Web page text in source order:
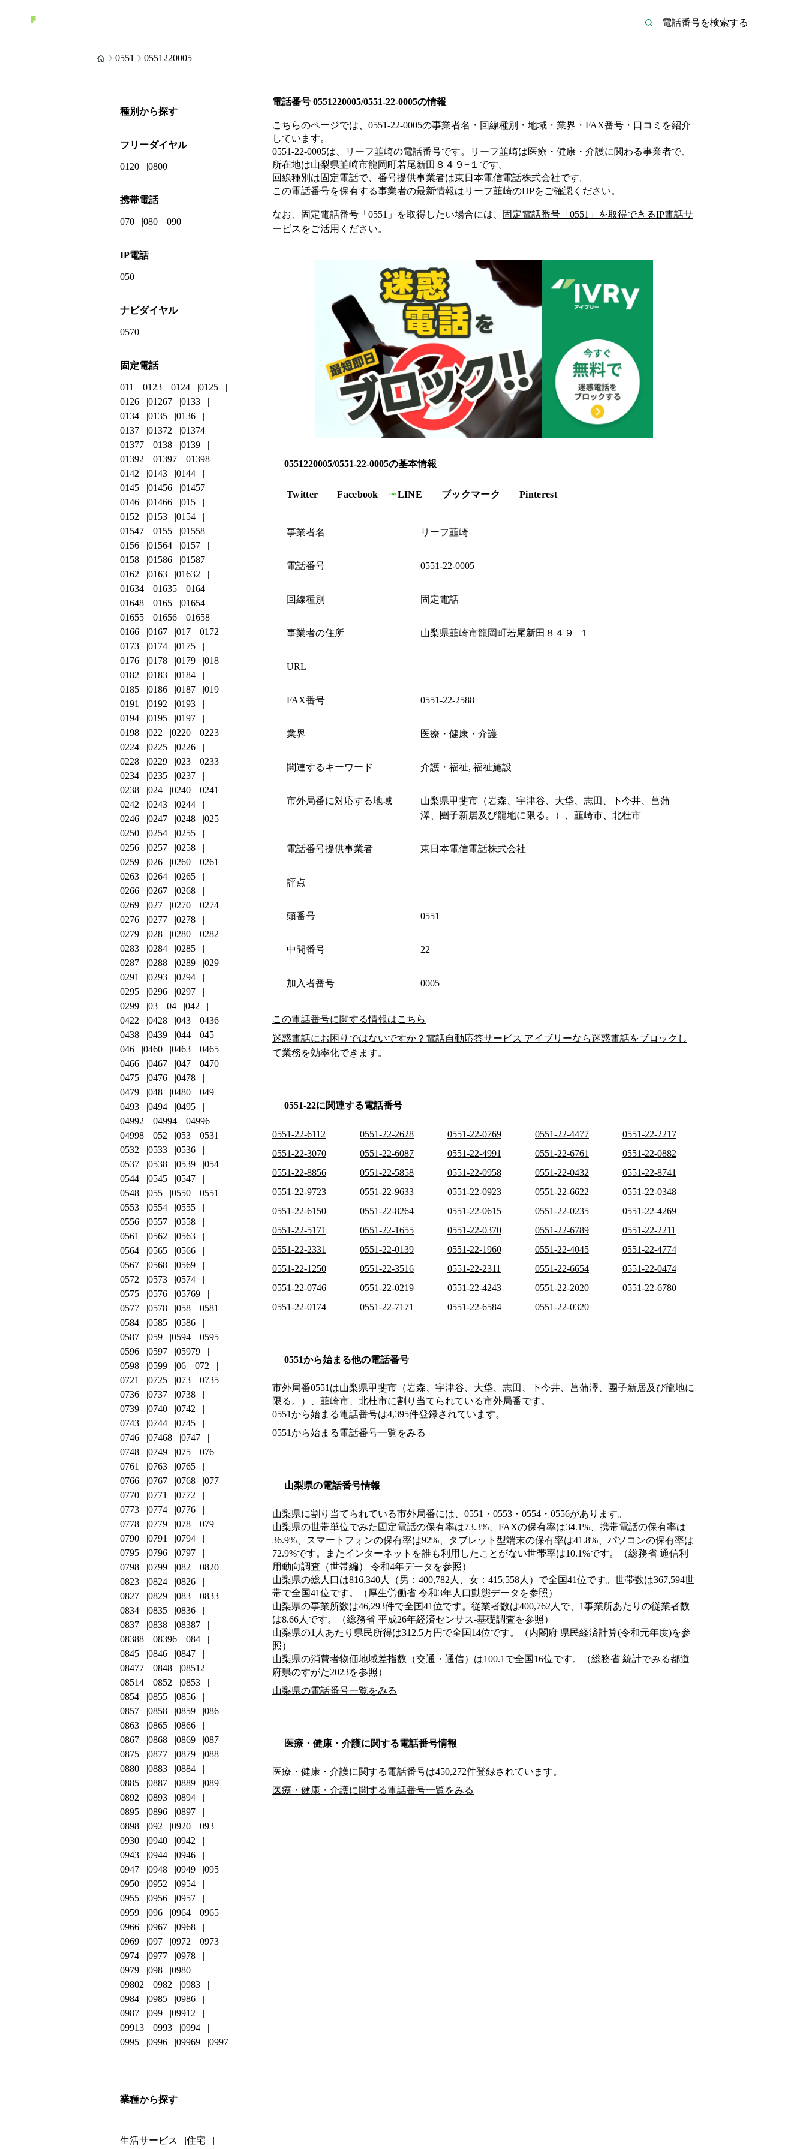
0551 0551220005
電話番号 0551220005/0551-22-0005の情報
こちらのページでは、 0551-22-0005の事業者名・回線種別・地域・業界・FAX番号・口コミを紹介
しています。
0551-22-0005は、 リーフ韮崎の電話番号です。 リーフ韮崎は医療・健康・介護に関わる事業者で、
所在地は山梨県韮崎市龍岡町若尾新田８４９−１ です。
回線種別は固定電話で、番号提供事業者は東日本電信電話株式会社です。
この電話番号を保有する事業者の最新情報は リーフ韮崎のHPをご確認ください。
なお、固定電話番号「 0551 」を取得したい場合には、 固定電話番号「 0551 」を取得できるIP電話サ
ービス をご活用ください。
0551220005/0551-22-0005の基本情報
Twitter Facebook LINE ブックマーク Pinterest
事業者名 リーフ韮崎
電話番号 0551-22-0005
回線種別 固定電話
事業者の住所 山梨県韮崎市龍岡町若尾新田８４９−１
URL
FAX番号 0551-22-2588
業界 医療・健康・介護
関連するキーワード 介護・福祉, 福祉施設
市外局番に対応する地域
山梨県甲斐市（岩森、宇津谷、大垈、志田、下今井、菖蒲
澤、團子新居及び龍地に限る。）、韮崎市、北杜市
電話番号提供事業者 東日本電信電話株式会社
評点
頭番号 0551
中間番号 22
加入者番号 0005
この電話番号に関する情報はこちら
迷惑電話にお困りではないですか？電話自動応答サービス アイブリーなら迷惑電話をブロックし
て業務を効率化できます。
0551-22に関連する電話番号
0551-22-6112 0551-22-2628 0551-22-0769 0551-22-4477
0551-22-2217
0551-22-3070
0551-22-6087 0551-22-4991 0551-22-6761
0551-22-0882
0551-22-8856
0551-22-5858 0551-22-0958 0551-22-0432
0551-22-8741
0551-22-9723
0551-22-9633 0551-22-0923 0551-22-6622
0551-22-0348
0551-22-6150
0551-22-8264 0551-22-0615 0551-22-0235
0551-22-4269
0551-22-5171
0551-22-1655 0551-22-0370 0551-22-6789
0551-22-2211
0551-22-2331
0551-22-0139 0551-22-1960 0551-22-4045
0551-22-4774
0551-22-1250
0551-22-3516 0551-22-2311 0551-22-6654
0551-22-0474
0551-22-0746
0551-22-0219 0551-22-4243 0551-22-2020
0551-22-6780
0551-22-0174
0551-22-7171 0551-22-6584 0551-22-0320
0551から始まる他の電話番号
市外局番0551 は山梨県甲斐市（岩森、宇津谷、大垈、志田、下今井、菖蒲澤、團子新居及び龍地に
限る。）、韮崎市、北杜市に割り当てられている市外局番です。
0551から始まる電話番号は4,395件登録されています。
0551から始まる電話番号一覧をみる
山梨県の電話番号情報
山梨県に割り当てられている市外局番には、0551・0553・0554・0556があります。
山梨県の世帯単位でみた固定電話の保有率は73.3%、FAXの保有率は34.1%、携帯電話の保有率は
36.9%、スマートフォンの保有率は92%、タブレット型端末の保有率は41.8%、パソコンの保有率は
72.9%です。またインターネットを誰も利用したことがない世帯率は10.1%です。（総務省 通信利
用動向調査（世帯編） 令和4年データを参照）
山梨県の総人口は816,340人（男：400,782人、女：415,558人）で全国41位です。世帯数は367,594世
帯で全国41位です。（厚生労働省 令和3年人口動態データを参照）
山梨県の事業所数は46,293件で全国41位です。従業者数は400,762人で、1事業所あたりの従業者数
は8.66人です。（総務省 平成26年経済センサス‐基礎調査を参照）
山梨県の1人あたり県民所得は312.5万円で全国14位です。（内閣府 県民経済計算(令和元年度)を参
照）
山梨県の消費者物価地域差指数（交通・通信）は100.1で全国16位です。（総務省 統計でみる都道
府県のすがた2023を参照）
山梨県の電話番号一覧をみる
医療・健康・介護に関する電話番号情報
医療・健康・介護に関する電話番号は450,272件登録されています。
医療・健康・介護に関する電話番号一覧をみる
種別から探す
フリーダイヤル
0120 0800
携帯電話
070 080 090
IP電話
050
ナビダイヤル
0570
固定電話
011 0123 0124
0125
0126
01267
0133
0134
0135
0136
0137
01372
01374
01377
0138
0139
01392
01397
01398
0142
0143
0144
0145
01456
01457
0146
01466
015
0152
0153
0154
01547
0155
01558
0156
01564
0157
0158
01586
01587
0162
0163
01632
01634
01635
0164
01648
0165
01654
01655
01656
01658
0166
0167 017
0172
0173
0174
0175
0176
0178 0179
018
0182
0183
0184
0185
0186 0187
019
0191
0192
0193
0194
0195
0197
0198
022 0220
0223
0224
0225
0226
0228
0229 023
0233
0234
0235
0237
0238
024 0240
0241
0242
0243
0244
0246
0247 0248
025
0250
0254
0255
0256
0257
0258
0259
026 0260
0261
0263
0264
0265
0266
0267
0268
0269
027 0270
0274
0276
0277
0278
0279
028 0280
0282
0283
0284
0285
0287
0288 0289
029
0291
0293
0294
0295
0296
0297
0299
03 04
042
0422
0428 043
0436
0438
0439 044
045
046
0460 0463
0465
0466
0467 047
0470
0475
0476
0478
0479
048 0480
049
0493
0494
0495
04992
04994
04996
04998
052 053
0531
0532
0533
0536
0537
0538 0539
054
0544
0545
0547
0548
055 0550
0551
0553
0554
0555
0556
0557
0558
0561
0562
0563
0564
0565
0566
0567
0568
0569
0572
0573
0574
0575
0576
05769
0577
0578 058
0581
0584
0585
0586
0587
059 0594
0595
0596
0597
05979
0598
0599 06
072
0721
0725 073
0735
0736
0737
0738
0739
0740
0742
0743
0744
0745
0746
07468
0747
0748
0749 075
076
0761
0763
0765
0766
0767 0768
077
0770
0771
0772
0773
0774
0776
0778
0779 078
079
0790
0791
0794
0795
0796
0797
0798
0799 082
0820
0823
0824
0826
0827
0829 083
0833
0834
0835
0836
0837
0838
08387
08388
08396
084
0845
0846
0847
08477
0848
08512
08514
0852
0853
0854
0855
0856
0857
0858 0859
086
0863
0865
0866
0867
0868 0869
087
0875
0877 0879
088
0880
0883
0884
0885
0887 0889
089
0892
0893
0894
0895
0896
0897
0898
092 0920
093
0930
0940
0942
0943
0944
0946
0947
0948 0949
095
0950
0952
0954
0955
0956
0957
0959
096 0964
0965
0966
0967
0968
0969
097 0972
0973
0974
0977
0978
0979
098
0980
09802
0982
0983
0984
0985
0986
0987
099
09912
09913
0993
0994
0995
0996 09969 0997
業種から探す
生活サービス 住宅